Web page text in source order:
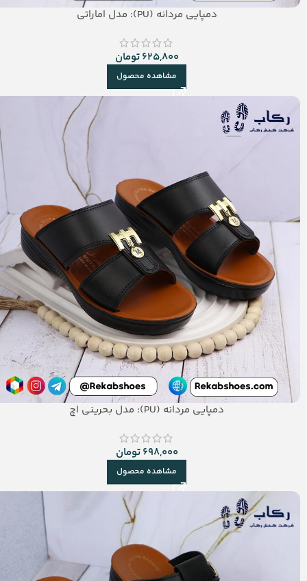
دمپایی مردانه (PU): مدل اماراتی
625,800تومان
مشاهده محصول
دمپایی مردانه (PU): مدل بحرینی اچ
698,000تومان
مشاهده محصول